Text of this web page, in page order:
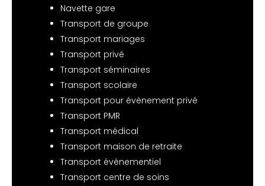
Navette gare
Transport de groupe
Transport mariages
Transport privé
Transport séminaires
Transport scolaire
Transport pour évènement privé
Transport PMR
Transport médical
Transport maison de retraite
Transport évènementiel
Transport centre de soins